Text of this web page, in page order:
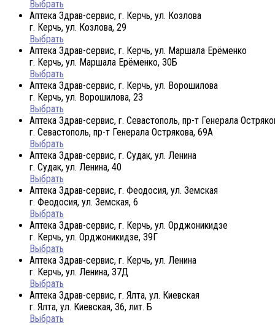
Выбрать
Аптека Здрав-сервис, г. Керчь, ул. Козлова
г. Керчь, ул. Козлова, 29
Выбрать
Аптека Здрав-сервис, г. Керчь, ул. Маршала Ерёменко
г. Керчь, ул. Маршала Ерёменко, 30Б
Выбрать
Аптека Здрав-сервис, г. Керчь, ул. Ворошилова
г. Керчь, ул. Ворошилова, 23
Выбрать
Аптека Здрав-сервис, г. Севастополь, пр-т Генерала
г. Севастополь, пр-т Генерала Острякова, 69А
Выбрать
Аптека Здрав-сервис, г. Судак, ул. Ленина
г. Судак, ул. Ленина, 40
Выбрать
Аптека Здрав-сервис, г. Феодосия, ул. Земская
г. Феодосия, ул. Земская, 6
Выбрать
Аптека Здрав-сервис, г. Керчь, ул. Орджоникидзе
г. Керчь, ул. Орджоникидзе, 39Г
Выбрать
Аптека Здрав-сервис, г. Керчь, ул. Ленина
г. Керчь, ул. Ленина, 37Д
Выбрать
Аптека Здрав-сервис, г. Ялта, ул. Киевская
г. Ялта, ул. Киевская, 36, лит. Б
Выбрать